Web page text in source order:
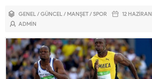
GENEL/GÜNCEL/ MANŞET/SPOR 12 HAZIRAN
ADMIN